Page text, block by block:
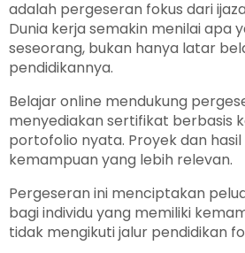
adalah pergeseran fokus dari
Dunia kerja semakin menilai apa
seseorang, bukan hanya latar
pendidikannya.
Belajar online mendukung
menyediakan sertifikat berbasis
portofolio nyata. Proyek dan
kemampuan yang lebih relevan.
Pergeseran ini menciptakan
bagi individu yang memiliki
tidak mengikuti jalur pendidikan